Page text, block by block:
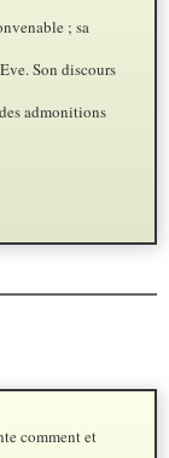
; sa
Son discours
admonitions
comment et